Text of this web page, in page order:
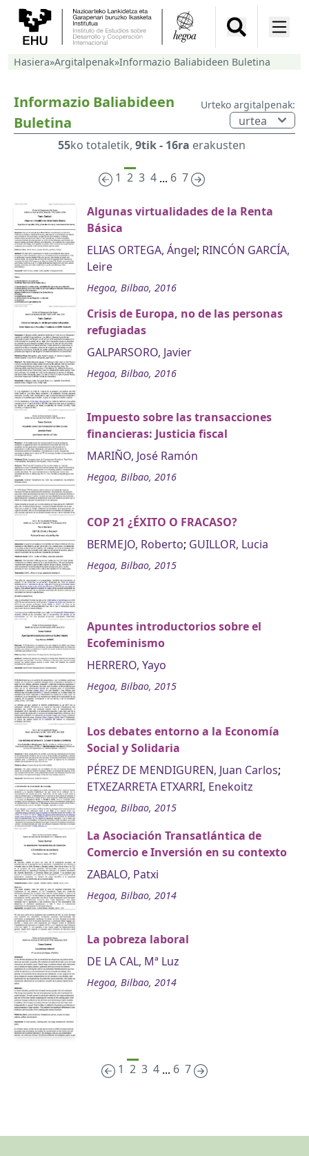
Hasiera»Argitalpenak»Informazio Baliabideen Buletina
Informazio Baliabideen
Buletina
Urteko argitalpenak:
55ko totaletik, 9tik - 16ra erakusten
1 2 3 4 ... 6 7
Algunas virtualidades de la Renta
Básica
ELIAS ORTEGA, Ángel; RINCÓN GARCÍA,
Leire
Hegoa, Bilbao, 2016
Crisis de Europa, no de las personas
refugiadas
GALPARSORO, Javier
Hegoa, Bilbao, 2016
Impuesto sobre las transacciones
financieras: Justicia fiscal
MARIÑO, José Ramón
Hegoa, Bilbao, 2016
COP 21 ¿ÉXITO O FRACASO?
BERMEJO, Roberto; GUILLOR, Lucia
Hegoa, Bilbao, 2015
Apuntes introductorios sobre el
Ecofeminismo
HERRERO, Yayo
Hegoa, Bilbao, 2015
Los debates entorno a la Economía
Social y Solidaria
PÉREZ DE MENDIGUREN, Juan Carlos;
ETXEZARRETA ETXARRI, Enekoitz
Hegoa, Bilbao, 2015
La Asociación Transatlántica de
Comercio e Inversión en su contexto
ZABALO, Patxi
Hegoa, Bilbao, 2014
La pobreza laboral
DE LA CAL, Mª Luz
Hegoa, Bilbao, 2014
1 2 3 4 ... 6 7